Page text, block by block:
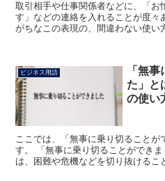
取引相手や仕事関係者などに、「お
す」などの連絡を入れることが度々
がちなこの表現の、間違わない使い
ビジネス用語
「無
た」と
の使い
ここでは、「無事に乗り切ることが
す。 「無事に乗り切ることができ
は、困難や危機などを切り抜けるこ